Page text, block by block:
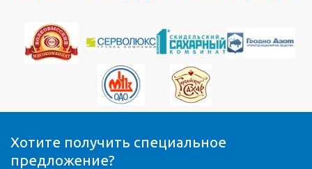
Хотите получить специальное
предложение?